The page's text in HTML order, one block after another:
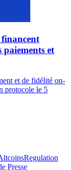
et
et de fidélité on-
protocole le 5
Regulation
Presse